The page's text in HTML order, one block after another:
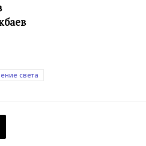
света